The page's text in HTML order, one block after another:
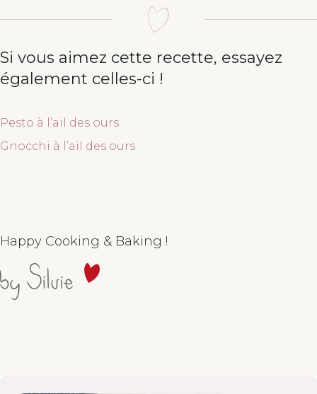
Si vous aimez cette recette, essayez
également celles-ci !
Pesto à l’ail des ours
Gnocchi à l’ail des ours
Happy Cooking & Baking !